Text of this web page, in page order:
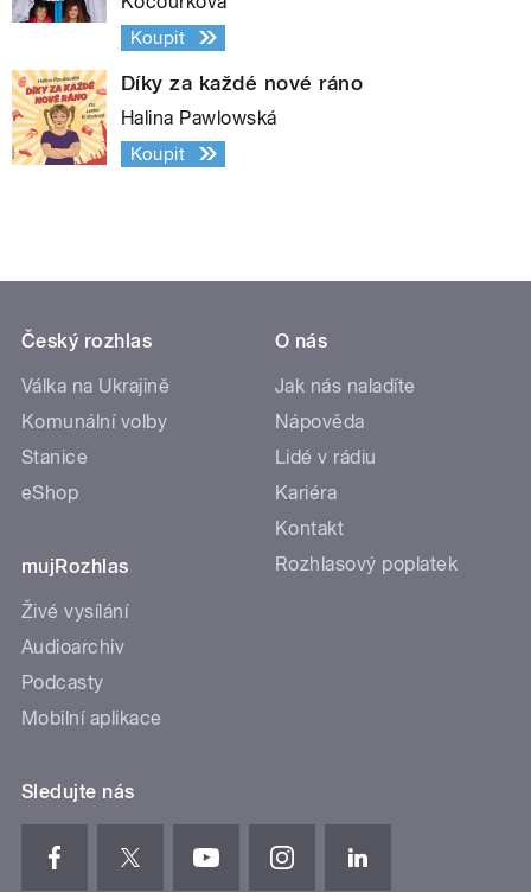
Koupit
Díky za každé nové ráno
Halina Pawlowská
Koupit
Český rozhlas
Válka na Ukrajině
Komunální volby
Stanice
eShop
mujRozhlas
Živé vysílání
Audioarchiv
Podcasty
Mobilní aplikace
O nás
Jak nás naladíte
Nápověda
Lidé v rádiu
Kariéra
Kontakt
Rozhlasový poplatek
Sledujte nás